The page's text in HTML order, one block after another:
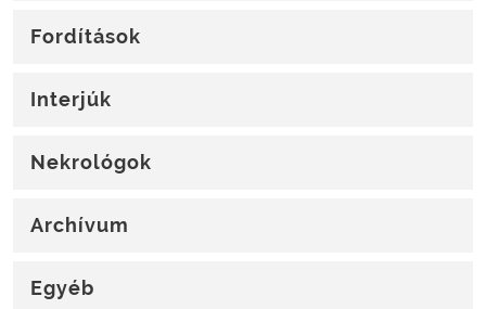
Fordítások
Interjúk
Nekrológok
Archívum
Egyéb